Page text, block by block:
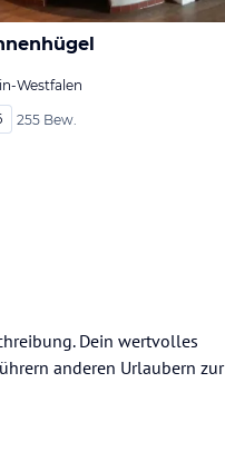
Westfalen
255 Bew.
Dein wertvolles
anderen Urlaubern zur